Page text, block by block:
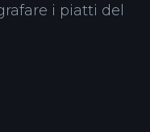
i piatti del